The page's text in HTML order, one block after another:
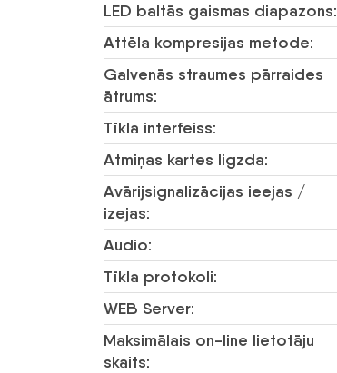
LED baltās gaismas diapazons:
Attēla kompresijas metode:
Galvenās straumes pārraides
ātrums:
Tīkla interfeiss:
Atmiņas kartes ligzda:
Avārijsignalizācijas ieejas /
izejas:
Audio:
Tīkla protokoli:
WEB Server:
Maksimālais on-line lietotāju
skaits: